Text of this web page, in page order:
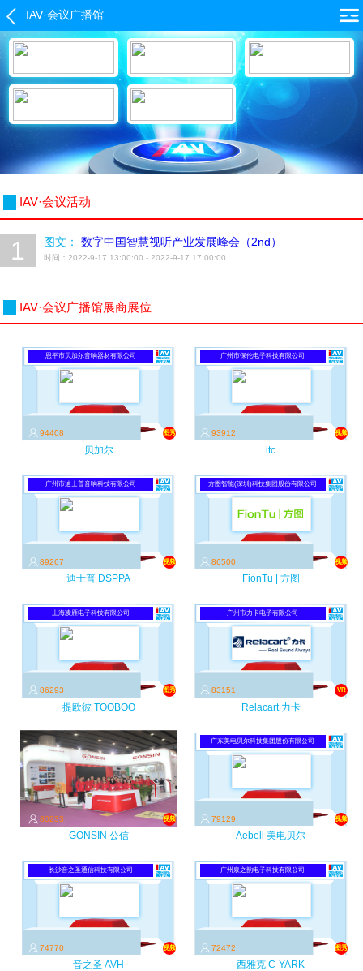
IAV·会议广播馆
IAV·会议活动
1 图文： 数字中国智慧视听产业发展峰会（2nd）
时间：2022-9-17 13:00:00 - 2022-9-17 17:00:00
IAV·会议广播馆展商展位
恩平市贝加尔音响器材有限公司
图秀
94408
贝加尔
广州市保伦电子科技有限公司
视频
93912
itc
广州市迪士普音响科技有限公司
视频
89267
迪士普 DSPPA
方图智能(深圳)科技集团股份有限公司
视频
86500
FionTu | 方图
上海凌雁电子科技有限公司
图秀
86293
提欧彼 TOOBOO
广州市力卡电子有限公司
VR
83151
Relacart 力卡
视频
80233
GONSIN 公信
广东美电贝尔科技集团股份有限公司
视频
79129
Aebell 美电贝尔
长沙音之圣通信科技有限公司
视频
74770
音之圣 AVH
广州泉之韵电子科技有限公司
图秀
72472
西雅克 C-YARK